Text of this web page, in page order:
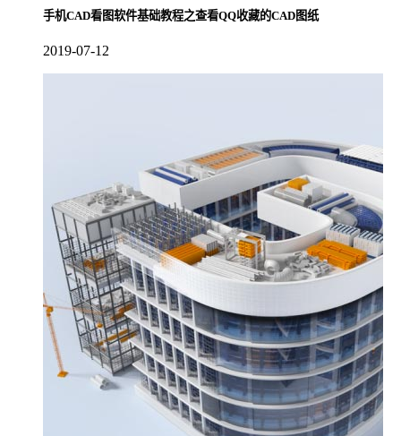
手机CAD看图软件基础教程之查看QQ收藏的CAD图纸
2019-07-12